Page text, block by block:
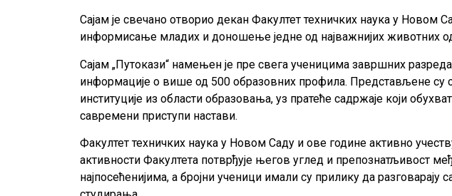
Сајам је свечано отворио декан Факултет техничких наука у Новом
информисање младих и доношење једне од најважнијих животних
Сајам „Путокази“ намењен је пре свега ученицима завршних
информације о више од 500 образовних профила. Представљене су
институције из области образовања, уз пратеће садржаје који
савремени приступи настави.
Факултет техничких наука у Новом Саду и ове године активно
активности Факултета потврђује његов углед и препознатљивост
најпосећенијима, а бројни ученици имали су прилику да